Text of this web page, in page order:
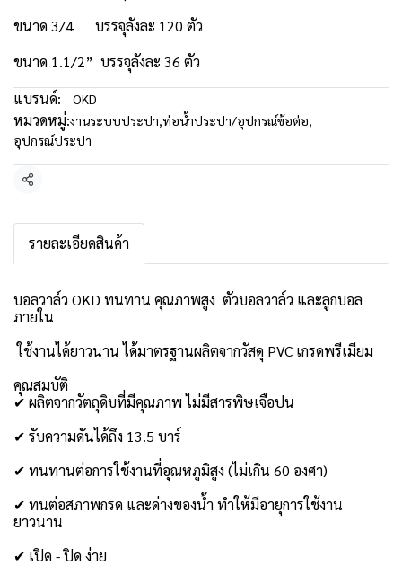
ขนาด 3/4 บรรจุลังละ 120 ตัว
ขนาด 1.1/2” บรรจุลังละ 36 ตัว
แบรนด์:
OKD
หมวดหมู่:งานระบบประปา,ท่อน้ำประปา/อุปกรณ์ข้อต่อ,
อุปกรณ์ประปา
แชร์
รายละเอียดสินค้า
บอลวาล์ว OKD ทนทาน คุณภาพสูง ตัวบอลวาล์ว และลูกบอล
ภายใน
ใช้งานได้ยาวนาน ได้มาตรฐานผลิตจากวัสดุ PVC เกรดพรีเมียม
คุณสมบัติ
✔ ผลิตจากวัตถุดิบที่มีคุณภาพ ไม่มีสารพิษเจือปน
✔ รับความดันได้ถึง 13.5 บาร์
✔ ทนทานต่อการใช้งานที่อุณหภูมิสูง (ไม่เกิน 60 องศา)
✔ ทนต่อสภาพกรด และด่างของน้ำ ทำให้มีอายุการใช้งาน
ยาวนาน
✔ เปิด - ปิด ง่าย